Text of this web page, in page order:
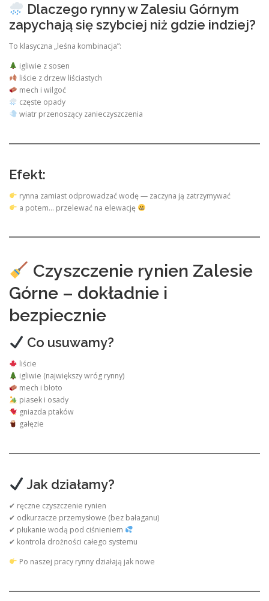
Dlaczego rynny w Zalesiu Górnym
zapychają się szybciej niż gdzie indziej?
To klasyczna „leśna kombinacja”:
igliwie z sosen
liście z drzew liściastych
mech i wilgoć
częste opady
wiatr przenoszący zanieczyszczenia
Efekt:
rynna zamiast odprowadzać wodę — zaczyna ją zatrzymywać
a potem… przelewać na elewację
Czyszczenie rynien Zalesie
Górne – dokładnie i
bezpiecznie
Co usuwamy?
liście
igliwie (największy wróg rynny)
mech i błoto
piasek i osady
gniazda ptaków
gałęzie
Jak działamy?
✔ ręczne czyszczenie rynien
✔ odkurzacze przemysłowe (bez bałaganu)
✔ płukanie wodą pod ciśnieniem
✔ kontrola drożności całego systemu
Po naszej pracy rynny działają jak nowe